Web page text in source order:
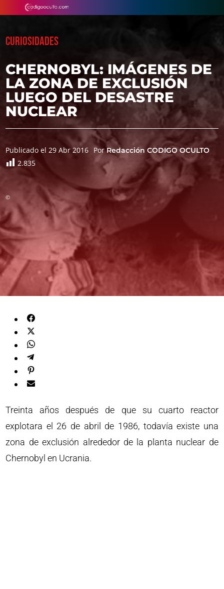
CURIOSIDADES
CHERNOBYL: IMÁGENES DE
LA ZONA DE EXCLUSIÓN
LUEGO DEL DESASTRE
NUCLEAR
Publicado el 29 Abr 2016 PorRedacción CODIGO OCULTO
2.835
©
Treinta años después de que su cuarto reactor
explotara el 26 de abril de 1986, todavía existe una
zona de exclusión alrededor de la planta nuclear de
Chernobyl en Ucrania.